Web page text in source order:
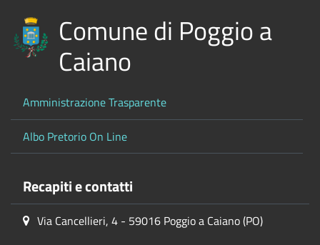
Comune di Poggio a
Caiano
Amministrazione Trasparente
Albo Pretorio On Line
Recapiti e contatti
Via Cancellieri, 4 - 59016 Poggio a Caiano (PO)